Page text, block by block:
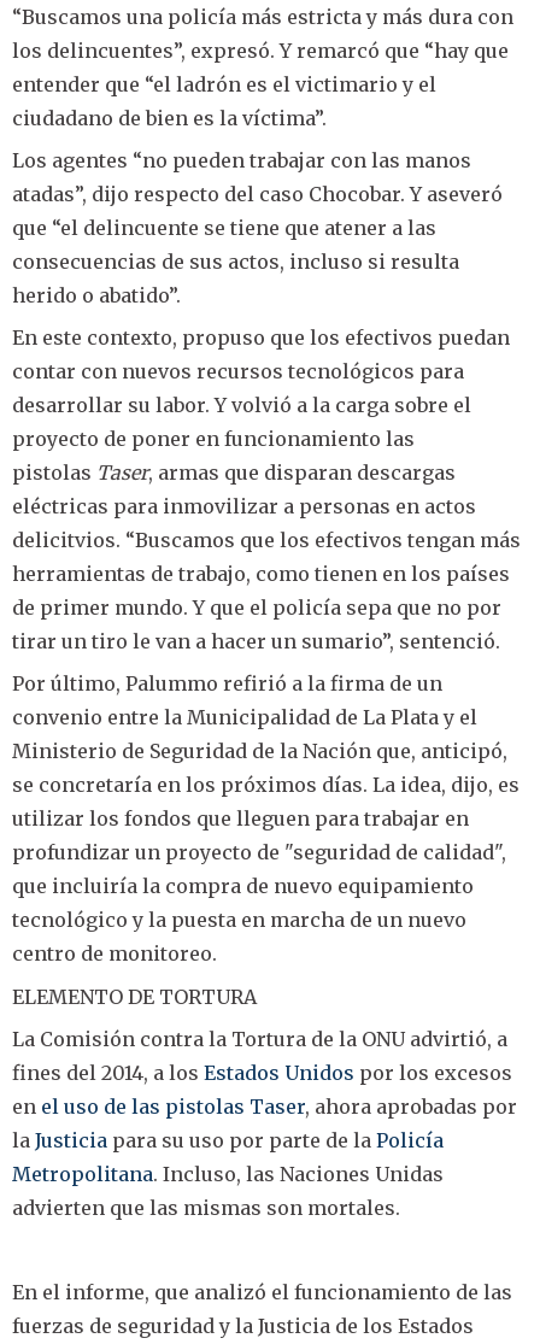
“Buscamos una policía más estricta y más dura con
los delincuentes”, expresó. Y remarcó que “hay que
entender que “el ladrón es el victimario y el
ciudadano de bien es la víctima”.
Los agentes “no pueden trabajar con las manos
atadas”, dijo respecto del caso Chocobar. Y aseveró
que “el delincuente se tiene que atener a las
consecuencias de sus actos, incluso si resulta
herido o abatido”.
En este contexto, propuso que los efectivos puedan
contar con nuevos recursos tecnológicos para
desarrollar su labor. Y volvió a la carga sobre el
proyecto de poner en funcionamiento las
pistolas Taser, armas que disparan descargas
eléctricas para inmovilizar a personas en actos
delicitvios. “Buscamos que los efectivos tengan más
herramientas de trabajo, como tienen en los países
de primer mundo. Y que el policía sepa que no por
tirar un tiro le van a hacer un sumario”, sentenció.
Por último, Palummo refirió a la firma de un
convenio entre la Municipalidad de La Plata y el
Ministerio de Seguridad de la Nación que, anticipó,
se concretaría en los próximos días. La idea, dijo, es
utilizar los fondos que lleguen para trabajar en
profundizar un proyecto de "seguridad de calidad",
que incluiría la compra de nuevo equipamiento
tecnológico y la puesta en marcha de un nuevo
centro de monitoreo.
ELEMENTO DE TORTURA
La Comisión contra la Tortura de la ONU advirtió, a
fines del 2014, a los Estados Unidos por los excesos
en el uso de las pistolas Taser, ahora aprobadas por
la Justicia para su uso por parte de la Policía
Metropolitana. Incluso, las Naciones Unidas
advierten que las mismas son mortales.
En el informe, que analizó el funcionamiento de las
fuerzas de seguridad y la Justicia de los Estados